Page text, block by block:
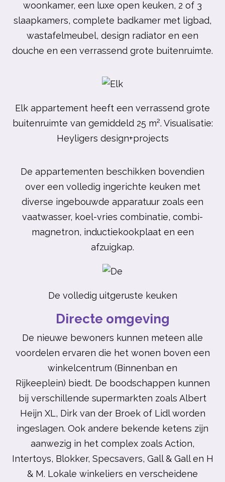
woonkamer, een luxe open keuken, 2 of 3
slaapkamers, complete badkamer met ligbad,
wastafelmeubel, design radiator en een
douche en een verrassend grote buitenruimte.
Elk appartement heeft een verrassend grote
buitenruimte van gemiddeld 25 m². Visualisatie:
Heyligers design+projects
De appartementen beschikken bovendien
over een volledig ingerichte keuken met
diverse ingebouwde apparatuur zoals een
vaatwasser, koel-vries combinatie, combi-
magnetron, inductiekookplaat en een
afzuigkap.
De volledig uitgeruste keuken
Directe omgeving
De nieuwe bewoners kunnen meteen alle
voordelen ervaren die het wonen boven een
winkelcentrum (Binnenban en
Rijkeeplein) biedt. De boodschappen kunnen
bij verschillende supermarkten zoals Albert
Heijn XL, Dirk van der Broek of Lidl worden
ingeslagen. Ook andere bekende ketens zijn
aanwezig in het complex zoals Action,
Intertoys, Blokker, Specsavers, Gall & Gall en H
& M. Lokale winkeliers en verscheidene